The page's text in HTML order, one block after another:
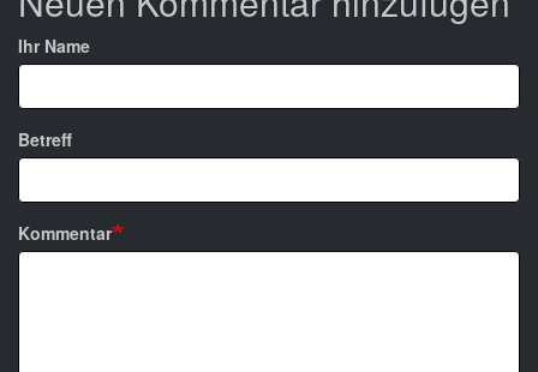
Ihr Name
Betreff
Kommentar